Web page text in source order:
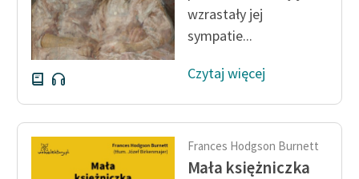
O projekcie
Zespół
Wolnych Lektur
wzrastały jej
sympatie...
Czytaj więcej
Frances Hodgson Burnett
Mała księżniczka